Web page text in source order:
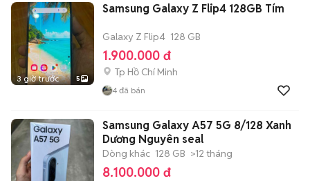
3 giờ trước 5
Samsung Galaxy Z Flip4 128GB Tím
Galaxy Z Flip4 128 GB
1.900.000 đ
Tp Hồ Chí Minh
4 đã bán
Samsung Galaxy A57 5G 8/128 Xanh
Dương Nguyên seal
Dòng khác 128 GB >12 tháng
8.100.000 đ